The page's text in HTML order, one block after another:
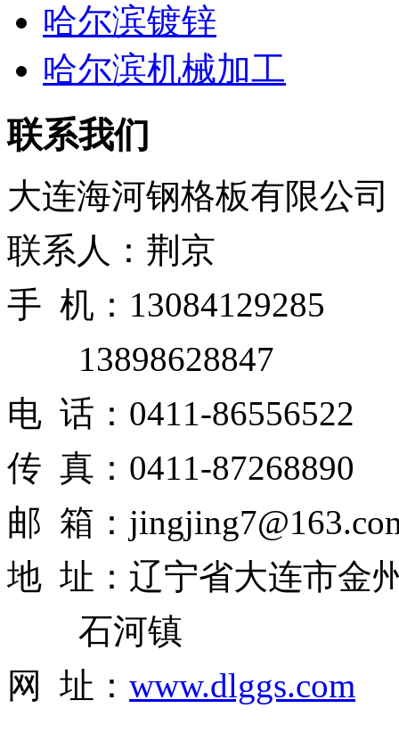
哈尔滨镀锌
哈尔滨机械加工
联系我们
大连海河钢格板有限公司
联系人：荆京
手 机：13084129285
13898628847
电 话：0411-86556522
传 真：0411-87268890
邮 箱：
地 址：辽宁省大连市金
石河镇
网 址： www.dlggs.com